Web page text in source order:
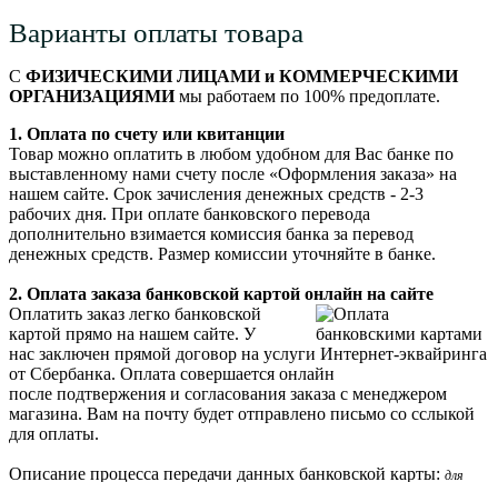
Варианты оплаты товара
С ФИЗИЧЕСКИМИ ЛИЦАМИ и КОММЕРЧЕСКИМИ
ОРГАНИЗАЦИЯМИмы работаем по 100% предоплате.
1. Оплата по счету или квитанции
Товар можно оплатить в любом удобном для Вас банке по
выставленному нами счету после «Оформления заказа» на
нашем сайте. Срок зачисления денежных средств - 2-3
рабочих дня. При оплате банковского перевода
дополнительно взимается комиссия банка за перевод
денежных средств. Размер комиссии уточняйте в банке.
2. Оплата заказа банковской картой онлайн на сайте
Оплатить заказ легко банковской
картой прямо на нашем сайте. У
нас заключен прямой договор на услуги Интернет-эквайринга
от Сбербанка. Оплата совершается онлайн
после подтвержения и согласования заказа с менеджером
магазина. Вам на почту будет отправлено письмо со сслыкой
для оплаты.
Описание процесса передачи данных банковской карты: для